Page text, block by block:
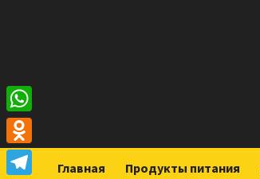
Главная Продукты питания
WhatsApp
Odnoklassniki